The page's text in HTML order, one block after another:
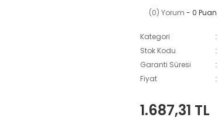
(0) Yorum - 0 Puan
Kategori
Stok Kodu
Garanti Süresi
Fiyat
1.687,31 TL